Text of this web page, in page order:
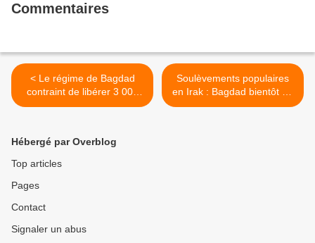
Commentaires
< Le régime de Bagdad
contraint de libérer 3 000
prisonniers politiques
Soulèvements populaires
en Irak : Bagdad bientôt en
état de siège ? >
Hébergé par Overblog
Top articles
Pages
Contact
Signaler un abus